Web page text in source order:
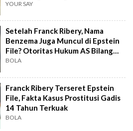
YOUR SAY
Setelah Franck Ribery, Nama
Benzema Juga Muncul di Epstein
File? Otoritas Hukum AS Bilang
Begini
BOLA
Franck Ribery Terseret Epstein
File, Fakta Kasus Prostitusi Gadis
14 Tahun Terkuak
BOLA